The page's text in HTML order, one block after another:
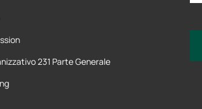
231 Parte Generale